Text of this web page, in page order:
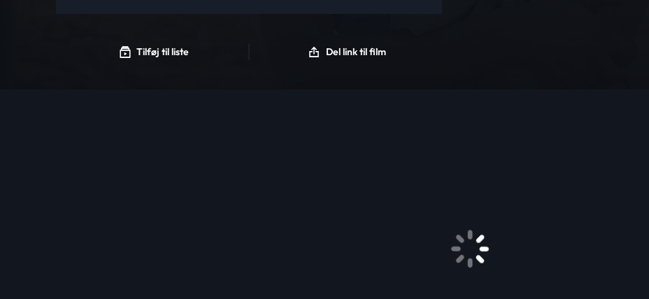
Tilføj til liste Del link til film